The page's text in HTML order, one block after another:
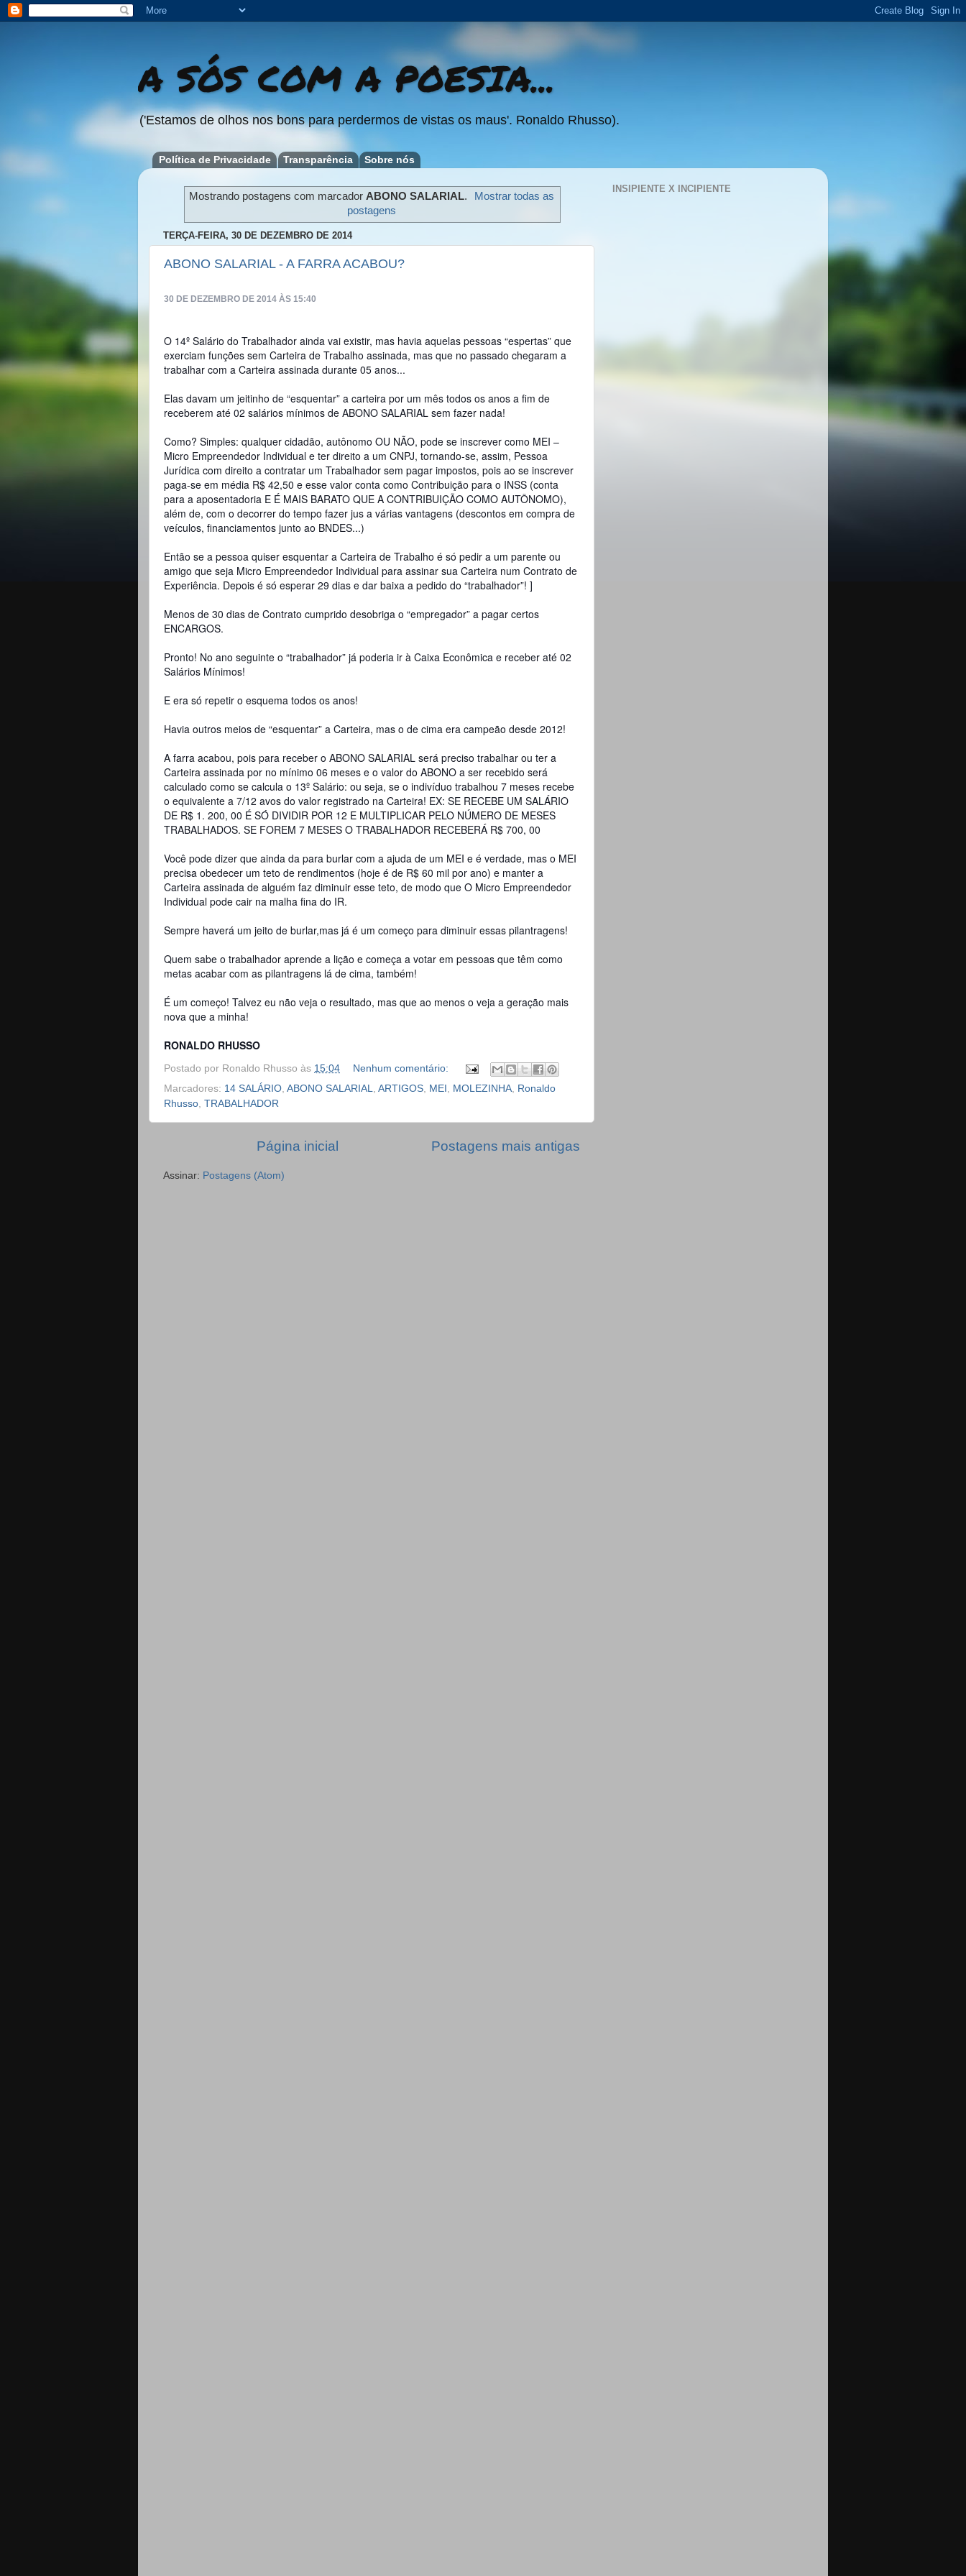
A SÓS COM A POESIA...
('Estamos de olhos nos bons para perdermos de vistas os maus'. Ronaldo Rhusso).
Política de Privacidade Transparência Sobre nós
Mostrando postagens com marcadorABONO SALARIAL.
Mostrar todas as
postagens
TERÇA-FEIRA, 30 DE DEZEMBRO DE 2014
ABONO SALARIAL - A FARRA ACABOU?
30 DE DEZEMBRO DE 2014 ÀS 15:40
O 14º Salário do Trabalhador ainda vai existir, mas havia aquelas pessoas “espertas” que
exerciam funções sem Carteira de Trabalho assinada, mas que no passado chegaram a
trabalhar com a Carteira assinada durante 05 anos...
Elas davam um jeitinho de “esquentar” a carteira por um mês todos os anos a fim de
receberem até 02 salários mínimos de ABONO SALARIAL sem fazer nada!
Como? Simples: qualquer cidadão, autônomo OU NÃO, pode se inscrever como MEI –
Micro Empreendedor Individual e ter direito a um CNPJ, tornando-se, assim, Pessoa
Jurídica com direito a contratar um Trabalhador sem pagar impostos, pois ao se inscrever
paga-se em média R$ 42,50 e esse valor conta como Contribuição para o INSS (conta
para a aposentadoria E É MAIS BARATO QUE A CONTRIBUIÇÃO COMO AUTÔNOMO),
além de, com o decorrer do tempo fazer jus a várias vantagens (descontos em compra de
veículos, financiamentos junto ao BNDES...)
Então se a pessoa quiser esquentar a Carteira de Trabalho é só pedir a um parente ou
amigo que seja Micro Empreendedor Individual para assinar sua Carteira num Contrato de
Experiência. Depois é só esperar 29 dias e dar baixa a pedido do “trabalhador”! ]
Menos de 30 dias de Contrato cumprido desobriga o “empregador” a pagar certos
ENCARGOS.
Pronto! No ano seguinte o “trabalhador” já poderia ir à Caixa Econômica e receber até 02
Salários Mínimos!
E era só repetir o esquema todos os anos!
Havia outros meios de “esquentar” a Carteira, mas o de cima era campeão desde 2012!
A farra acabou, pois para receber o ABONO SALARIAL será preciso trabalhar ou ter a
Carteira assinada por no mínimo 06 meses e o valor do ABONO a ser recebido será
calculado como se calcula o 13º Salário: ou seja, se o indivíduo trabalhou 7 meses recebe
o equivalente a 7/12 avos do valor registrado na Carteira! EX: SE RECEBE UM SALÁRIO
DE R$ 1. 200, 00 É SÓ DIVIDIR POR 12 E MULTIPLICAR PELO NÚMERO DE MESES
TRABALHADOS. SE FOREM 7 MESES O TRABALHADOR RECEBERÁ R$ 700, 00
Você pode dizer que ainda da para burlar com a ajuda de um MEI e é verdade, mas o MEI
precisa obedecer um teto de rendimentos (hoje é de R$ 60 mil por ano) e manter a
Carteira assinada de alguém faz diminuir esse teto, de modo que O Micro Empreendedor
Individual pode cair na malha fina do IR.
Sempre haverá um jeito de burlar,mas já é um começo para diminuir essas pilantragens!
Quem sabe o trabalhador aprende a lição e começa a votar em pessoas que têm como
metas acabar com as pilantragens lá de cima, também!
É um começo! Talvez eu não veja o resultado, mas que ao menos o veja a geração mais
nova que a minha!
RONALDO RHUSSO
Postado por Ronaldo Rhusso às 15:04
Nenhum comentário:
Marcadores: 14 SALÁRIO ABONO SALARIAL ARTIGOS MEI MOLEZINHA
Ronaldo
Rhusso TRABALHADOR
Postagens mais antigas
Página inicial
Assinar: Postagens (Atom)
INSIPIENTE X INCIPIENTE